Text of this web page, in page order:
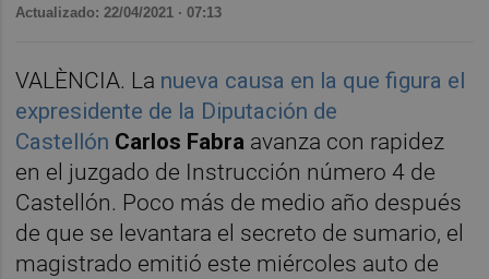
Actualizado: 22/04/2021 · 07:13
VALÈNCIA. La nueva causa en la que figura el
expresidente de la Diputación de
Castellón Carlos Fabra avanza con rapidez
en el juzgado de Instrucción número 4 de
Castellón. Poco más de medio año después
de que se levantara el secreto de sumario, el
magistrado emitió este miércoles auto de